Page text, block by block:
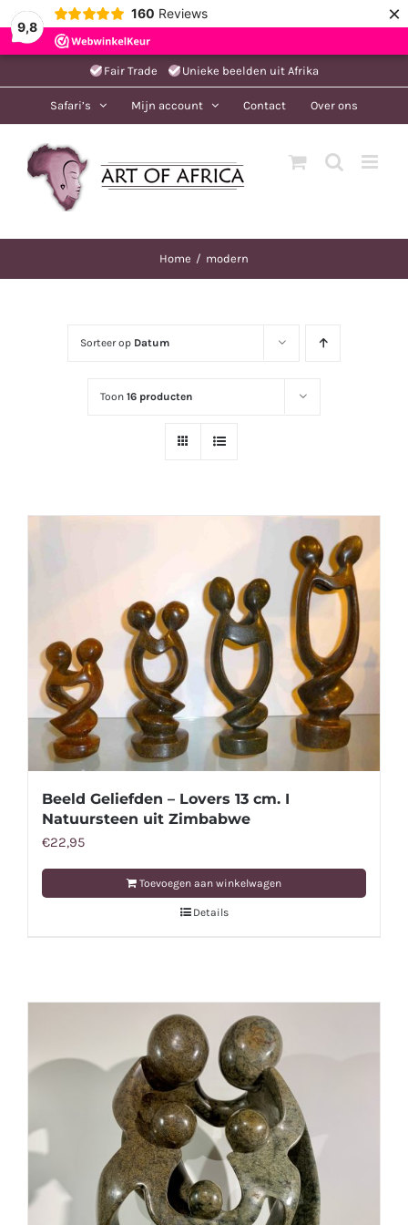
9,8
160 Reviews ×
naar
Fair Trade Unieke beelden uit Afrika
Safari’s Mijn account Contact Over ons
Home modern
Sorteer op Datum
Toon16 producten
Beeld Geliefden – Lovers 13 cm. I
Natuursteen uit Zimbabwe
€22,95
Toevoegen aan winkelwagen
Details